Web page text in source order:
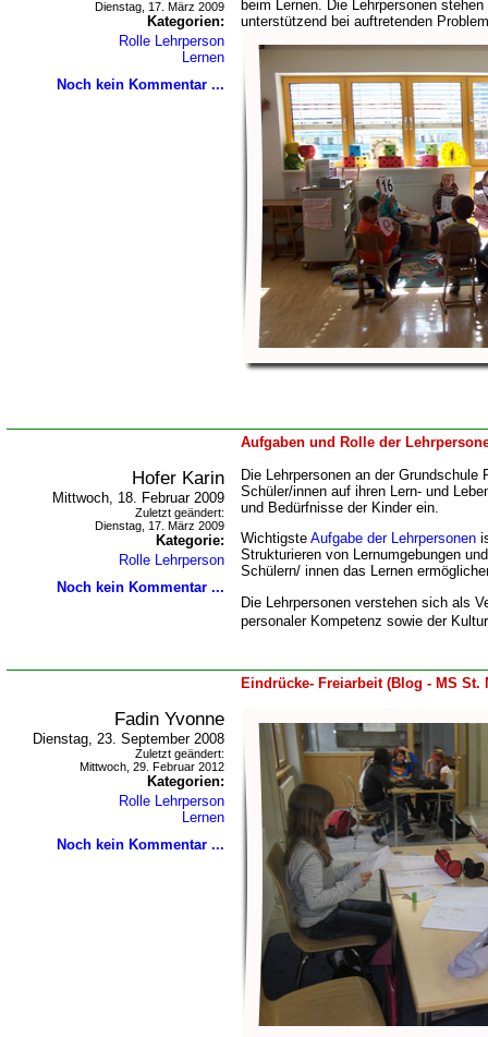
Dienstag, 17. März 2009
Kategorien:
Rolle Lehrperson
Lernen
Noch kein Kommentar ...
beim Lernen. Die Lehrpersonen
unterstützend bei auftretenden
Aufgaben und Rolle der
Hofer Karin
Mittwoch, 18. Februar 2009
Zuletzt geändert:
Dienstag, 17. März 2009
Kategorie:
Rolle Lehrperson
Noch kein Kommentar ...
Die Lehrpersonen an der Grundschule
Schüler/innen auf ihren Lern- und
und Bedürfnisse der Kinder ein.
Wichtigste Aufgabe der Lehrpersonen
Strukturieren von Lernumgebungen
Schülern/ innen das Lernen
Die Lehrpersonen verstehen sich als
personaler Kompetenz sowie der
Eindrücke- Freiarbeit (Blog - MS St.
Fadin Yvonne
Dienstag, 23. September 2008
Zuletzt geändert:
Mittwoch, 29. Februar 2012
Kategorien:
Rolle Lehrperson
Lernen
Noch kein Kommentar ...